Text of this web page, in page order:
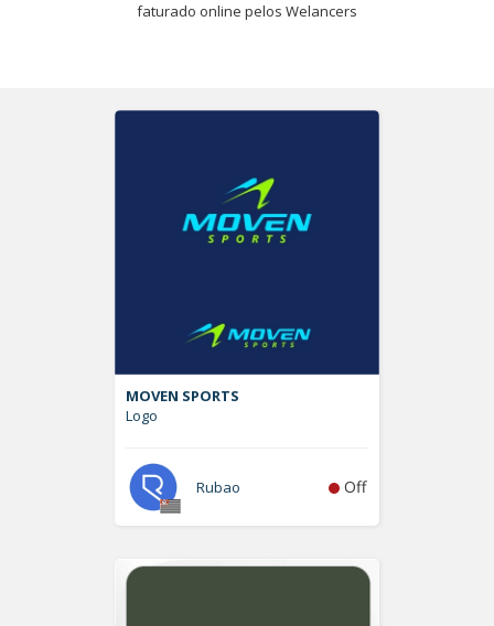
faturado online pelos Welancers
MOVEN SPORTS
Logo
Rubao Off